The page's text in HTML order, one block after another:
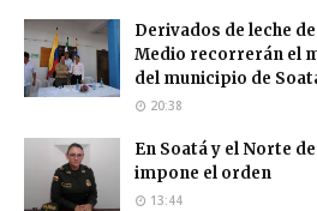
Derivados de leche
Medio recorrerán el
del municipio de
20:38
En Soatá y el Norte
impone el orden
13:44